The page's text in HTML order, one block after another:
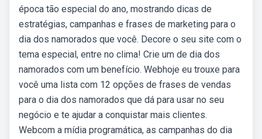
época tão especial do ano, mostrando dicas de
estratégias, campanhas e frases de marketing para o
dia dos namorados que você. Decore o seu site com o
tema especial, entre no clima! Crie um de dia dos
namorados com um benefício. Webhoje eu trouxe para
você uma lista com 12 opções de frases de vendas
para o dia dos namorados que dá para usar no seu
negócio e te ajudar a conquistar mais clientes.
Webcom a mídia programática, as campanhas do dia